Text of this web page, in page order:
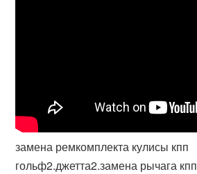
замена ремкомплекта кулисы кпп
гольф2.джетта2.замена рычага кпп